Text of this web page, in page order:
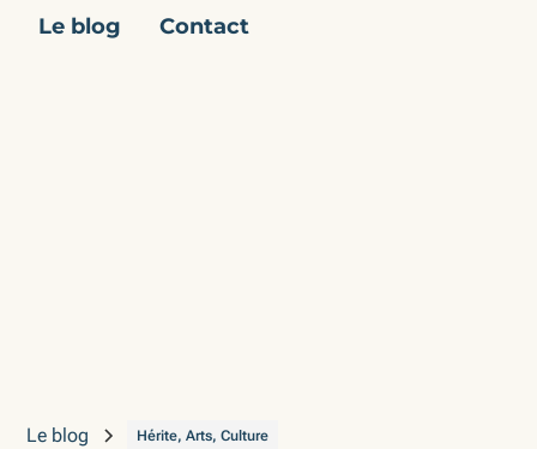
Le blog
Contact
Le blog Hérite, Arts, Culture